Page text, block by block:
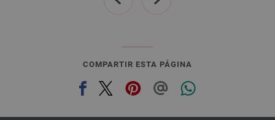
COMPARTIR ESTA PÁGINA